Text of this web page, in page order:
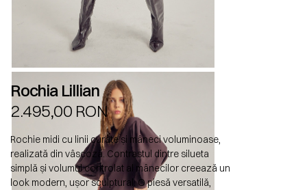
Rochia Lillian
2.495,00 RON
Rochie midi cu linii curate și mâneci voluminoase,
realizată din vâscoză. Contrastul dintre silueta
simplă și volumul controlat al mânecilor creează un
look modern, ușor sculptural. O piesă versatilă,